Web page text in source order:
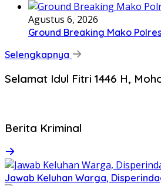
Agustus 6, 2026
Ground Breaking Mako
Selengkapnya
Selamat Idul Fitri 1446 H,
Berita Kriminal
Jawab Keluhan Warga,